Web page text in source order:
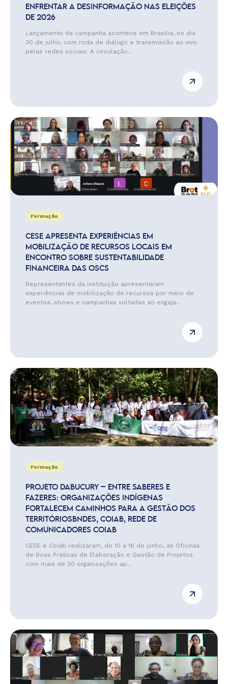
ENFRENTAR A DESINFORMAÇÃO NAS ELEIÇÕES
DE 2026
Lançamento da campanha acontece em Brasília, no dia
30 de julho, com roda de diálogo e transmissão ao vivo
pelas redes sociais. A circulação...
Formação
CESE APRESENTA EXPERIÊNCIAS EM
MOBILIZAÇÃO DE RECURSOS LOCAIS EM
ENCONTRO SOBRE SUSTENTABILIDADE
FINANCEIRA DAS OSCS
Representantes da instituição apresentaram
experiências de mobilização de recursos por meio de
eventos, shows e campanhas voltadas ao engaja...
Formação
PROJETO DABUCURY – ENTRE SABERES E
FAZERES: ORGANIZAÇÕES INDÍGENAS
FORTALECEM CAMINHOS PARA A GESTÃO DOS
TERRITÓRIOSBNDES, COIAB, REDE DE
COMUNICADORES COIAB
CESE e Coiab realizaram, de 10 a 16 de junho, as Oficinas
de Boas Práticas de Elaboração e Gestão de Projetos
com mais de 20 organizações ap...